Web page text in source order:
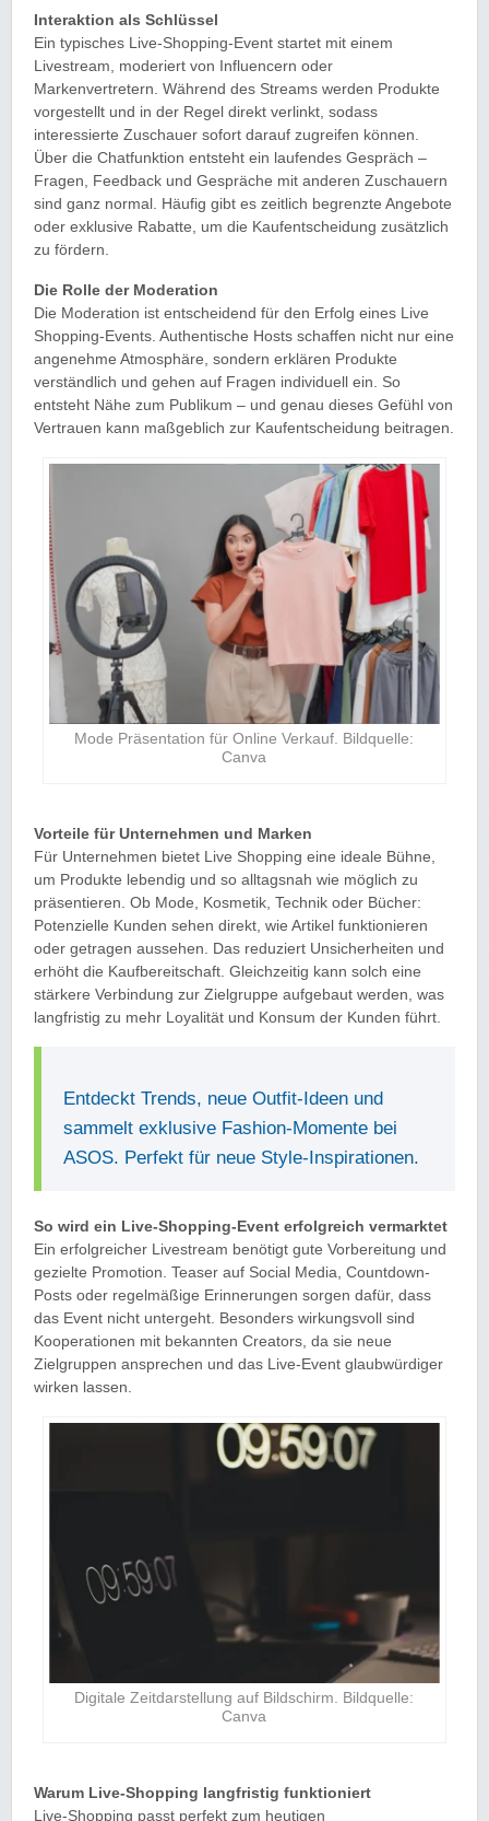
Interaktion als Schlüssel
Ein typisches Live-Shopping-Event startet mit einem
Livestream, moderiert von Influencern oder
Markenvertretern. Während des Streams werden Produkte
vorgestellt und in der Regel direkt verlinkt, sodass
interessierte Zuschauer sofort darauf zugreifen können.
Über die Chatfunktion entsteht ein laufendes Gespräch –
Fragen, Feedback und Gespräche mit anderen Zuschauern
sind ganz normal. Häufig gibt es zeitlich begrenzte Angebote
oder exklusive Rabatte, um die Kaufentscheidung zusätzlich
zu fördern.
Die Rolle der Moderation
Die Moderation ist entscheidend für den Erfolg eines Live
Shopping-Events. Authentische Hosts schaffen nicht nur eine
angenehme Atmosphäre, sondern erklären Produkte
verständlich und gehen auf Fragen individuell ein. So
entsteht Nähe zum Publikum – und genau dieses Gefühl von
Vertrauen kann maßgeblich zur Kaufentscheidung beitragen.
Mode Präsentation für Online Verkauf. Bildquelle:
Canva
Vorteile für Unternehmen und Marken
Für Unternehmen bietet Live Shopping eine ideale Bühne,
um Produkte lebendig und so alltagsnah wie möglich zu
präsentieren. Ob Mode, Kosmetik, Technik oder Bücher:
Potenzielle Kunden sehen direkt, wie Artikel funktionieren
oder getragen aussehen. Das reduziert Unsicherheiten und
erhöht die Kaufbereitschaft. Gleichzeitig kann solch eine
stärkere Verbindung zur Zielgruppe aufgebaut werden, was
langfristig zu mehr Loyalität und Konsum der Kunden führt.
Entdeckt Trends, neue Outfit-Ideen und
sammelt exklusive Fashion-Momente bei
ASOS. Perfekt für neue Style-Inspirationen.
So wird ein Live-Shopping-Event erfolgreich vermarktet
Ein erfolgreicher Livestream benötigt gute Vorbereitung und
gezielte Promotion. Teaser auf Social Media, Countdown-
Posts oder regelmäßige Erinnerungen sorgen dafür, dass
das Event nicht untergeht. Besonders wirkungsvoll sind
Kooperationen mit bekannten Creators, da sie neue
Zielgruppen ansprechen und das Live-Event glaubwürdiger
wirken lassen.
Digitale Zeitdarstellung auf Bildschirm. Bildquelle:
Canva
Warum Live-Shopping langfristig funktioniert
Live-Shopping passt perfekt zum heutigen